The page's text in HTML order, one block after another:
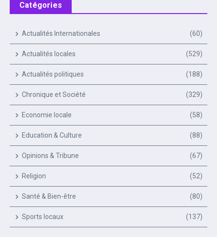
Catégories
Actualités Internationales (60)
Actualités locales (529)
Actualités politiques (188)
Chronique et Société (329)
Economie locale (58)
Education & Culture (88)
Opinions & Tribune (67)
Religion (52)
Santé & Bien-être (80)
Sports locaux (137)